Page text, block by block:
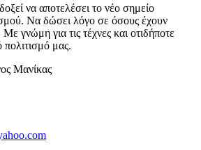
να αποτελέσει το νέο σημείο
Να δώσει λόγο σε όσους έχουν
γνώμη για τις τέχνες και οτιδήποτε
πολιτισμό μας.
Μανίκας